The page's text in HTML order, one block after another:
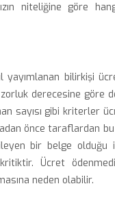
niteliğine göre
yayımlanan bilirkişi
derecesine göre
sayısı gibi kriterler
önce taraflardan bu
bir belge
kritiktir. Ücret
neden olabilir.